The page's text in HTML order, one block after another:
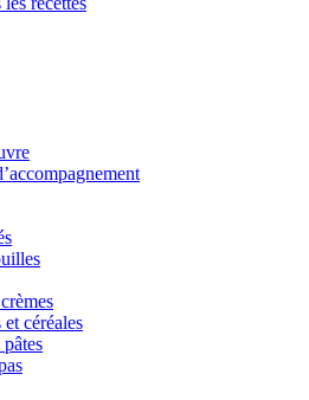
céréales
pâtes